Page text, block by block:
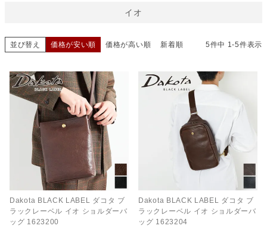
イオ
並び替え 価格が安い順 価格が高い順 新着順 5件中 1-5件表示
Dakota BLACK LABEL ダコタ ブ
ラックレーベル イオ ショルダーバ
ッグ 1623200
Dakota BLACK LABEL ダコタ ブ
ラックレーベル イオ ショルダーバ
ッグ 1623204